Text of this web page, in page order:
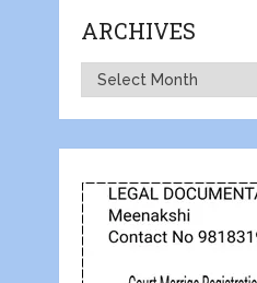
ARCHIVES
Archives